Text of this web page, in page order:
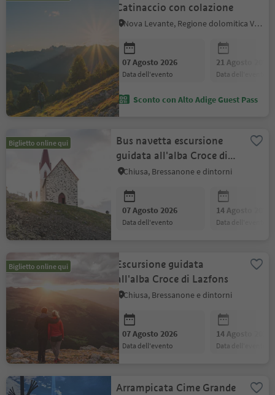
Catinaccio con colazione
Nova Levante, Regione dolomitica Val d'Ega
07 Agosto 2026
data dell'evento
21 Agosto 2026
data dell'evento
Sconto con Alto Adige Guest Pass
Biglietto online qui
Bus navetta escursione
guidata all'alba Croce di
Lazfons
Chiusa, Bressanone e dintorni
07 Agosto 2026
data dell'evento
14 Agosto 2026
data dell'evento
Biglietto online qui
Escursione guidata
all'alba Croce di Lazfons
Chiusa, Bressanone e dintorni
07 Agosto 2026
data dell'evento
14 Agosto 2026
data dell'evento
Arrampicata Cime Grande